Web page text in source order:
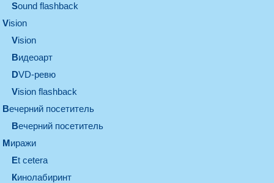
Sound flashback
vision
vision
видеоарт
DVD-ревю
Vision flashback
вечерний посетитель
вечерний посетитель
миражи
et cetera
кинолабиринт